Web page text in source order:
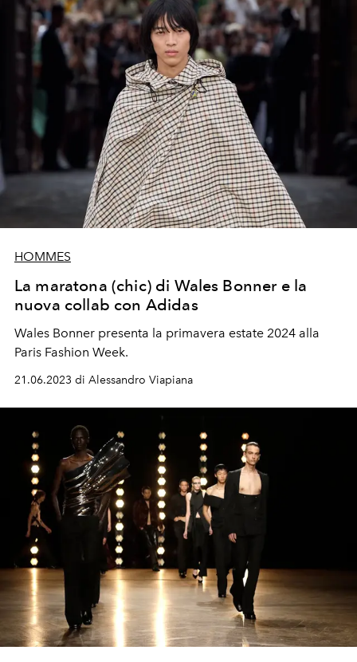
HOMMES
La maratona (chic) di Wales Bonner e la
nuova collab con Adidas
Wales Bonner presenta la primavera estate 2024 alla
Paris Fashion Week.
21.06.2023 di Alessandro Viapiana